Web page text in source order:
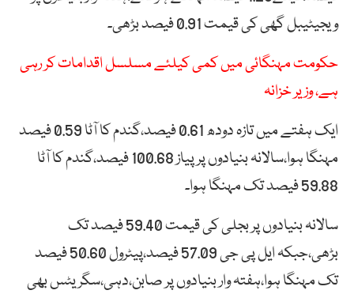
ویجیٹیبل گھی کی قیمت 0.91 فیصد بڑھی۔
حکومت مہنگائی میں کمی کیلئے مسلسل اقدامات کر رہی
ہے، وزیر خزانہ
ایک ہفتے میں تازہ دودھ 0.61 فیصد،گندم کا آٹا 0.59 فیصد
مہنگا ہوا،سالانہ بنیادوں پر پیاز 100.68 فیصد،گندم کا آٹا
59.88 فیصد تک مہنگا ہوا۔
سالانہ بنیادوں پر بجلی کی قیمت 59.40 فیصد تک
بڑھی،جبکہ ایل پی جی 57.09 فیصد،پیٹرول 50.60 فیصد
تک مہنگا ہوا،ہفتہ وار بنیادوں پر صابن،دہی،سگریٹس بھی